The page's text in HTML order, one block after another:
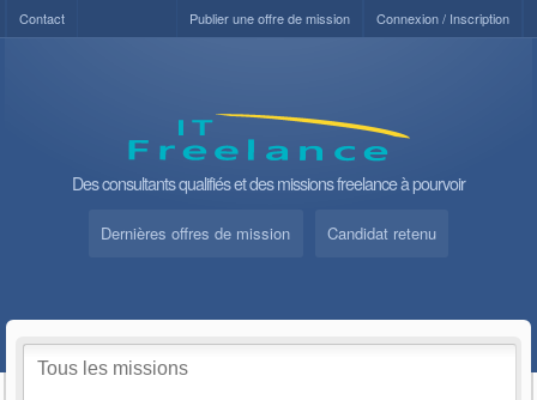
Contact Connexion / Inscription
Publier une offre de mission
Des consultants qualifiés et des missions freelance à pourvoir
Dernières offres de mission Candidat retenu